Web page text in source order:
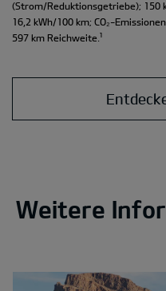
(Strom/Reduktionsgetriebe); 150
16,2 kWh/100 km; CO₂-
597 km Reichweite. ¹
Weitere